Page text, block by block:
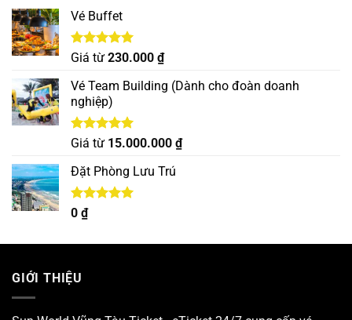
Vé Buffet
Được xếp
5 sao
Giá từ 230.000 ₫
Vé Team Building (Dành cho đoàn doanh
nghiệp)
Được xếp
5 sao
Giá từ 15.000.000 ₫
Đặt Phòng Lưu Trú
Được xếp
hạng
0 ₫
GIỚI THIỆU